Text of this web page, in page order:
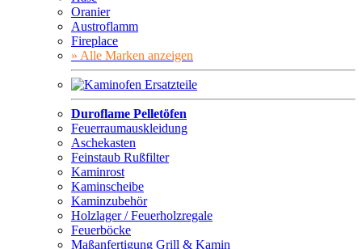
Oranier
Austroflamm
Fireplace
» Alle Marken anzeigen
Duroflame Pelletöfen
Feuerraumauskleidung
Aschekasten
Feinstaub Rußfilter
Kaminrost
Kaminscheibe
Kaminzubehör
Holzlager / Feuerholzregale
Feuerböcke
Maßanfertigung Grill & Kamin